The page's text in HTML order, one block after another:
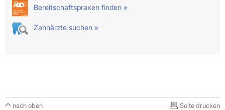
Bereitschaftspraxen finden »
Zahnärzte suchen »
nach oben Seite drucken